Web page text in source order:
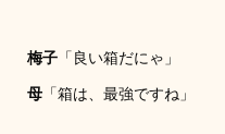
梅子「良い箱だにゃ」
母「箱は、最強ですね」